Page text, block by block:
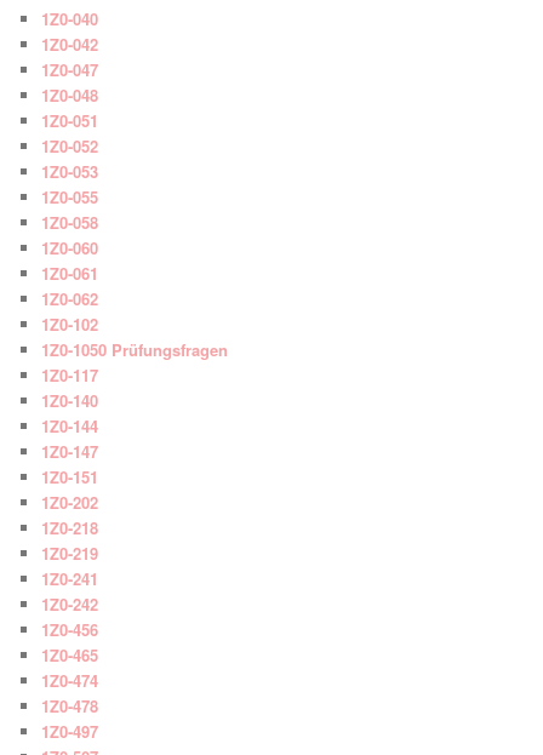
1Z0-040
1Z0-042
1Z0-047
1Z0-048
1Z0-051
1Z0-052
1Z0-053
1Z0-055
1Z0-058
1Z0-060
1Z0-061
1Z0-062
1Z0-102
1Z0-1050 Prüfungsfragen
1Z0-117
1Z0-140
1Z0-144
1Z0-147
1Z0-151
1Z0-202
1Z0-218
1Z0-219
1Z0-241
1Z0-242
1Z0-456
1Z0-465
1Z0-474
1Z0-478
1Z0-497